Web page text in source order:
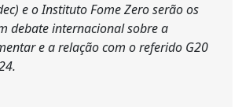
e o Instituto Fome Zero serão os
debate internacional sobre a
e a relação com o referido G20